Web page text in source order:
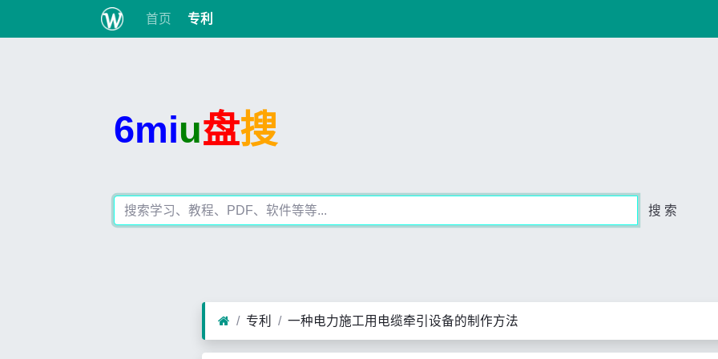
首页 专利
6miu盘搜
搜 索
专利 一种电力施工用电缆牵引设备的制作方法